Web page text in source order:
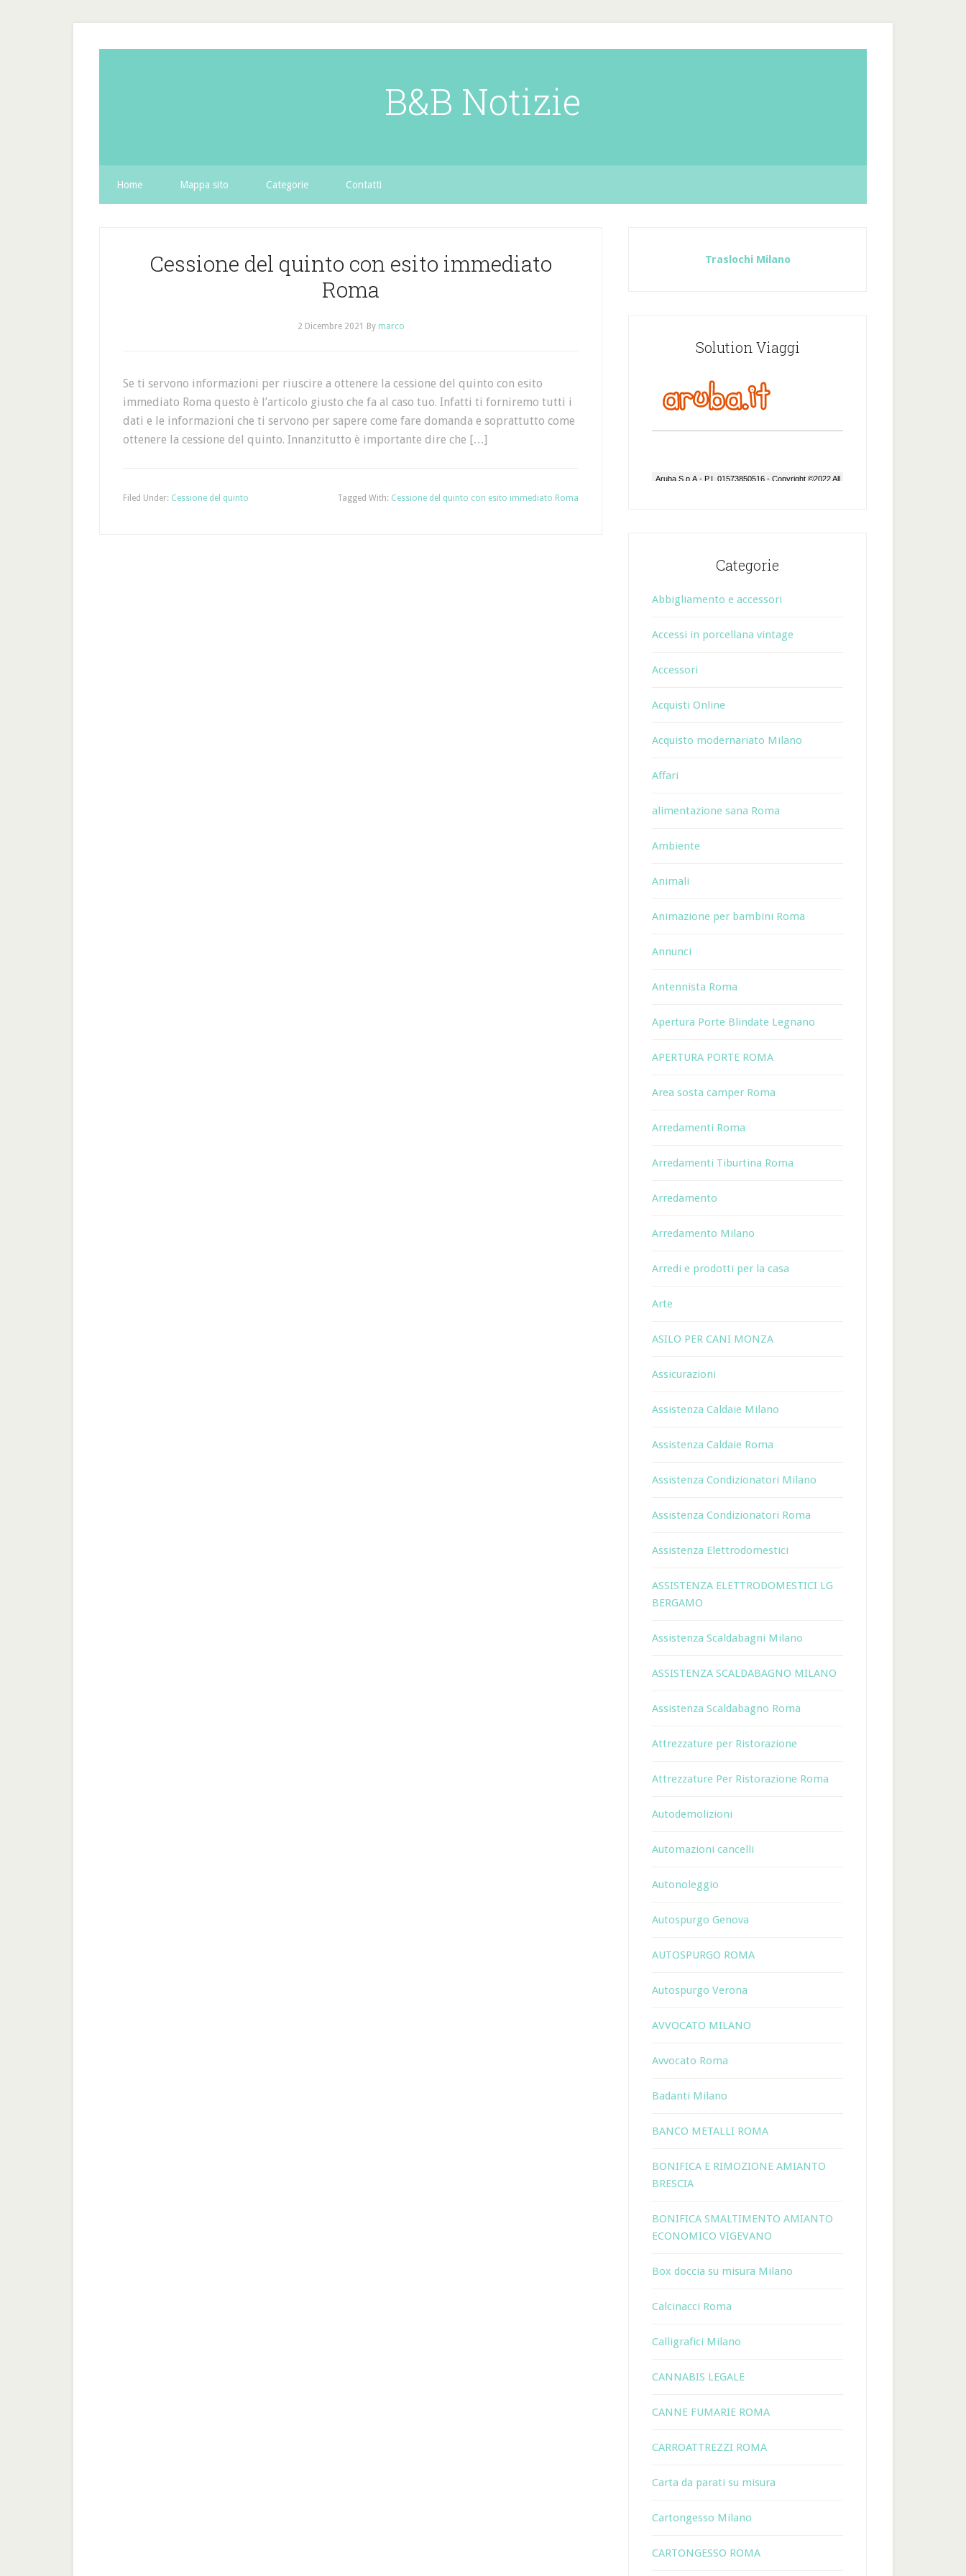
B&B Notizie
Home Mappa sito Categorie Contatti
Cessione del quinto con esito immediato
Roma
2 Dicembre 2021 By marco
Se ti servono informazioni per riuscire a ottenere la cessione del quinto con esito
immediato Roma questo è l’articolo giusto che fa al caso tuo. Infatti ti forniremo tutti i
dati e le informazioni che ti servono per sapere come fare domanda e soprattutto come
ottenere la cessione del quinto. Innanzitutto è importante dire che […]
Filed Under: Cessione del quinto Tagged With: Cessione del quinto con esito immediato Roma
Traslochi Milano
Solution Viaggi
Categorie
Abbigliamento e accessori
Accessi in porcellana vintage
Accessori
Acquisti Online
Acquisto modernariato Milano
Affari
alimentazione sana Roma
Ambiente
Animali
Animazione per bambini Roma
Annunci
Antennista Roma
Apertura Porte Blindate Legnano
APERTURA PORTE ROMA
Area sosta camper Roma
Arredamenti Roma
Arredamenti Tiburtina Roma
Arredamento
Arredamento Milano
Arredi e prodotti per la casa
Arte
ASILO PER CANI MONZA
Assicurazioni
Assistenza Caldaie Milano
Assistenza Caldaie Roma
Assistenza Condizionatori Milano
Assistenza Condizionatori Roma
Assistenza Elettrodomestici
ASSISTENZA ELETTRODOMESTICI LG
BERGAMO
Assistenza Scaldabagni Milano
ASSISTENZA SCALDABAGNO MILANO
Assistenza Scaldabagno Roma
Attrezzature per Ristorazione
Attrezzature Per Ristorazione Roma
Autodemolizioni
Automazioni cancelli
Autonoleggio
Autospurgo Genova
AUTOSPURGO ROMA
Autospurgo Verona
AVVOCATO MILANO
Avvocato Roma
Badanti Milano
BANCO METALLI ROMA
BONIFICA E RIMOZIONE AMIANTO
BRESCIA
BONIFICA SMALTIMENTO AMIANTO
ECONOMICO VIGEVANO
Box doccia su misura Milano
Calcinacci Roma
Calligrafici Milano
CANNABIS LEGALE
CANNE FUMARIE ROMA
CARROATTREZZI ROMA
Carta da parati su misura
Cartongesso Milano
CARTONGESSO ROMA